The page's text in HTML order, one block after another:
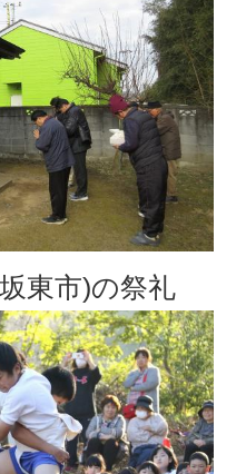
東市)の祭礼